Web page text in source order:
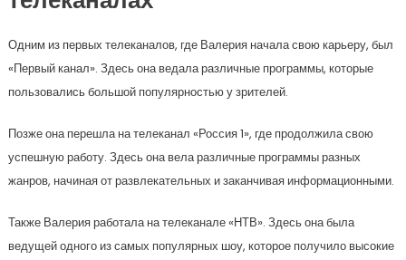
Одним из первых телеканалов, где Валерия начала свою карьеру, был
«Первый канал». Здесь она ведала различные программы, которые
пользовались большой популярностью у зрителей.
Позже она перешла на телеканал «Россия 1», где продолжила свою
успешную работу. Здесь она вела различные программы разных
жанров, начиная от развлекательных и заканчивая информационными.
Также Валерия работала на телеканале «НТВ». Здесь она была
ведущей одного из самых популярных шоу, которое получило высокие